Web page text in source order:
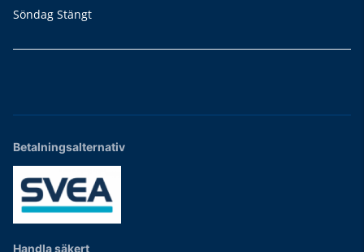
Söndag Stängt
Betalningsalternativ
Handla säkert